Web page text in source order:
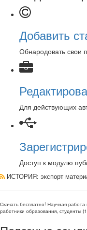
Добавить
Обнародовать свои
Для действующих
Доступ к модулю
ИСТОРИЯ: экспорт
Скачать бесплатно! Научная работа
работники образования, студенты (